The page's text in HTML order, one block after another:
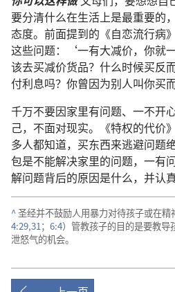
要分清什么在生活上是最重要的
态度。前面提到的《自恋流行病
这些问题：‘一有大减价，你就
该去买减价货品？什么时候买反
付利息吗？你曾因为别人叫你买
千万不要因家里有问题、一不
己，不面对现实。《特权的代价
多人都知道，买东西来逃避问题
包是不能解决家里的问题，一有
解问题背后的原因是什么，并认
^圣经并不鼓励人用暴力对待孩子或在精
4:29,31； 6:4）管教孩子的目的是要教
泄怒气的机会。